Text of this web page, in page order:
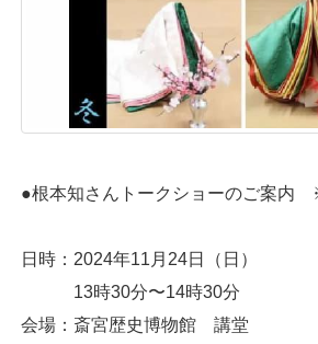
●根本知さんトークショーのご案内
日時：2024年11月24日（日）
13時30分〜14時30分
会場：斎宮歴史博物館 講堂